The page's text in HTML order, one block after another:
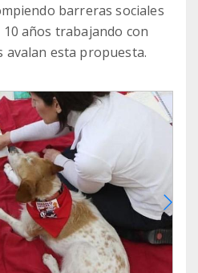
barreras sociales
años trabajando con
avalan esta propuesta.